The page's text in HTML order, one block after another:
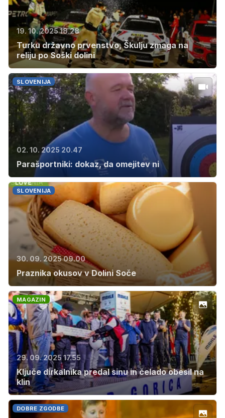
19. 10. 2025 18.28
Turku državno prvenstvo, Škulju zmaga na
reliju po Soški dolini
SLOVENIJA
02. 10. 2025 20.47
Parašportniki: dokaz, da omejitev ni
SLOVENIJA
30. 09. 2025 09.00
Praznika okusov v Dolini Soče
MAGAZIN
29. 09. 2025 17.55
Ključe dirkalnika predal sinu in čelado obesil na
klin
DOBRE ZGODBE